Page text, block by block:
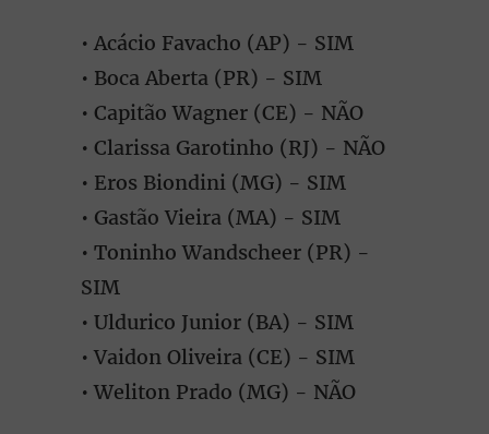
• Acácio Favacho (AP) - SIM
• Boca Aberta (PR) - SIM
• Capitão Wagner (CE) - NÃO
• Clarissa Garotinho (RJ) - NÃO
• Eros Biondini (MG) - SIM
• Gastão Vieira (MA) - SIM
• Toninho Wandscheer (PR) -
SIM
• Uldurico Junior (BA) - SIM
• Vaidon Oliveira (CE) - SIM
• Weliton Prado (MG) - NÃO